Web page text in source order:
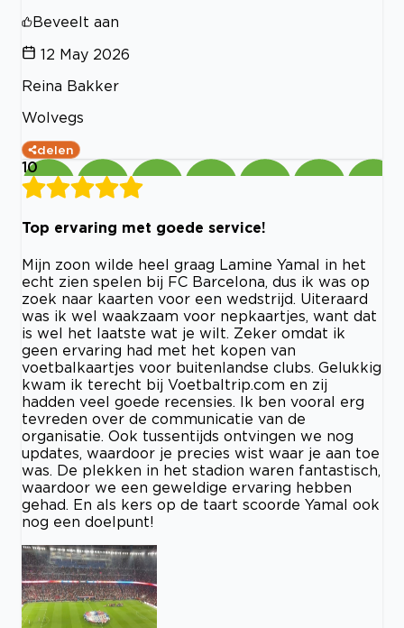
Beveelt aan
12 May 2026
Reina Bakker
Wolvegs
delen
10
Top ervaring met goede service!
Mijn zoon wilde heel graag Lamine Yamal in het
echt zien spelen bij FC Barcelona, dus ik was op
zoek naar kaarten voor een wedstrijd. Uiteraard
was ik wel waakzaam voor nepkaartjes, want dat
is wel het laatste wat je wilt. Zeker omdat ik
geen ervaring had met het kopen van
voetbalkaartjes voor buitenlandse clubs. Gelukkig
kwam ik terecht bij Voetbaltrip.com en zij
hadden veel goede recensies. Ik ben vooral erg
tevreden over de communicatie van de
organisatie. Ook tussentijds ontvingen we nog
updates, waardoor je precies wist waar je aan toe
was. De plekken in het stadion waren fantastisch,
waardoor we een geweldige ervaring hebben
gehad. En als kers op de taart scoorde Yamal ook
nog een doelpunt!